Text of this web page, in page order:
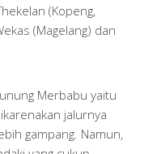
(Kopeng,
(Magelang) dan
Merbabu yaitu
jalurnya
gampang. Namun,